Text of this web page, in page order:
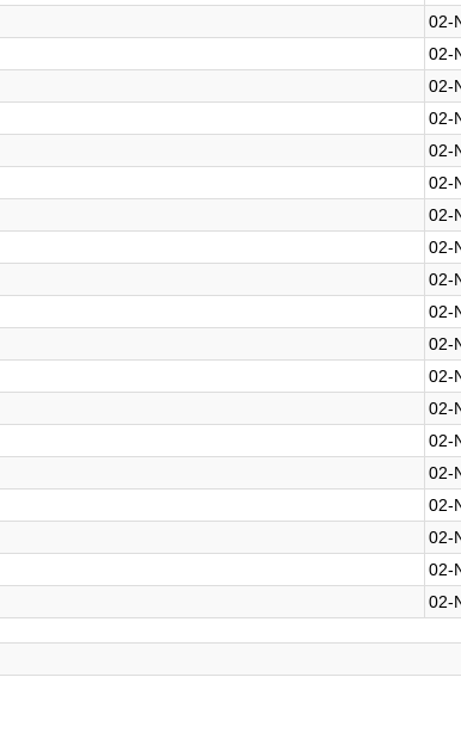
02-
02-
02-
02-
02-
02-
02-
02-
02-
02-
02-
02-
02-
02-
02-
02-
02-
02-
02-